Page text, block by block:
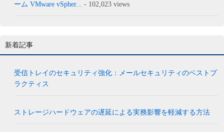
ーム VMware vSpher... - 102,023 views
新着記事
受信トレイのセキュリティ強化：メールセキュリティのベストプ
ラクティス
ストレージハードウェアの遅延による実務影響を軽減する方法